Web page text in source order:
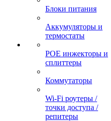
Блоки питания
Аккумуляторы и
термостаты
POE инжекторы и
сплиттеры
Коммутаторы
Wi-Fi роутеры /
точки доступа /
репитеры